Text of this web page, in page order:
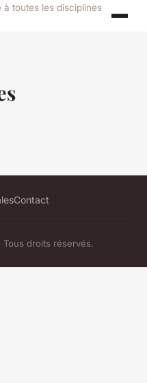
à toutes les disciplines
Contact
droits réservés.